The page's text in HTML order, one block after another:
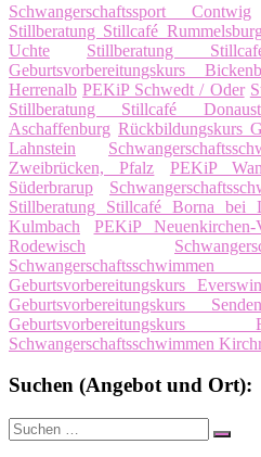
Schwangerschaftssport Contwig
Stillberatung Stillcafé Rummelsburg
Uchte
Stillberatung
Geburtsvorbereitungskurs
Herrenalb PEKiP Schwedt / Oder
Stillberatung Stillcafé
Aschaffenburg Rückbildungskurs
Lahnstein
Zweibrücken, Pfalz
PEKiP
Süderbrarup
Stillberatung Stillcafé Borna bei
Kulmbach
PEKiP Neuenkirchen-
Rodewisch
Geburtsvorbereitungskurs
Geburtsvorbereitungskurs
Geburtsvorbereitungskurs
Schwangerschaftsschwimmen
Suchen (Angebot und Ort):
Suche
nach:
Suchen